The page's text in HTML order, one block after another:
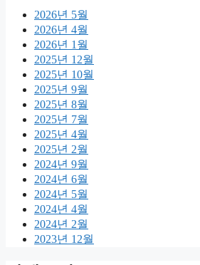
2026년 5월
2026년 4월
2026년 1월
2025년 12월
2025년 10월
2025년 9월
2025년 8월
2025년 7월
2025년 4월
2025년 2월
2024년 9월
2024년 6월
2024년 5월
2024년 4월
2024년 2월
2023년 12월